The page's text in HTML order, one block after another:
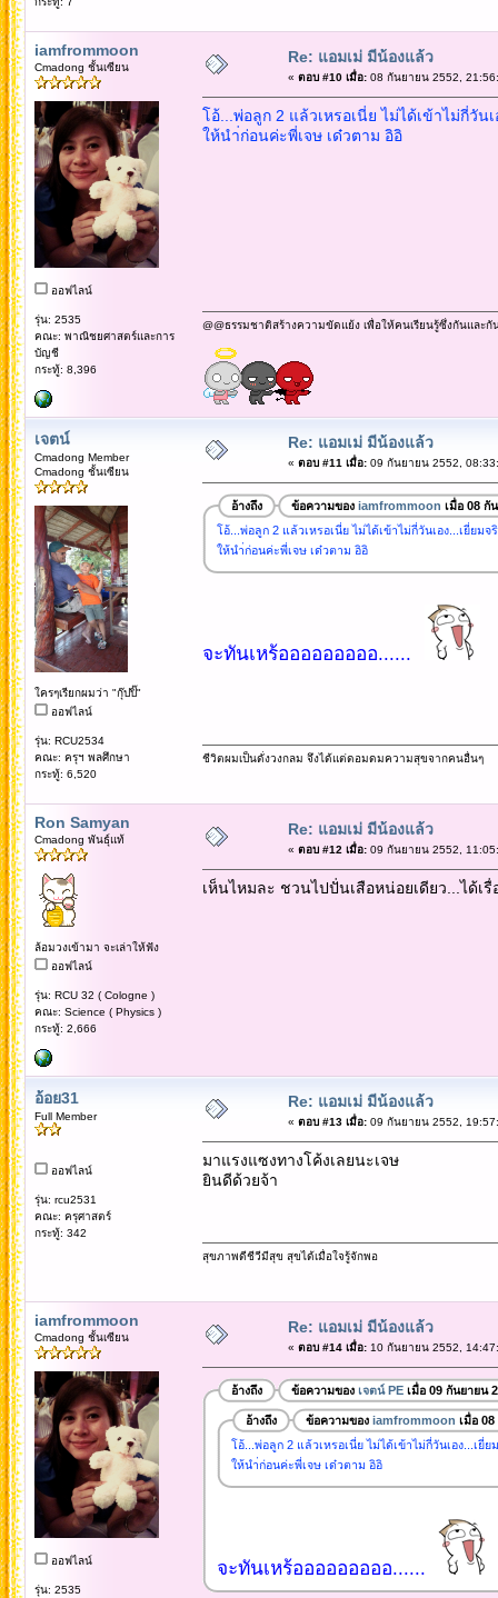
iamfrommoon
Cmadong ชั้นเซียน
ออฟไลน์
รุ่น: 2535
คณะ: พาณิชยศาสตร์และการ
บัญชี
กระทู้: 8,396
Re: แอมเม่ มีน้องแล้ว
« ตอบ #10 เมื่อ:08 กันยายน 2552,
โอ้...พ่อลูก 2 แล้วเหรอเนี่ย ไม่ได้เข้าไม่กี่วันเ
ให้นำ่ก่อนค่ะพี่เจษ เด๋วตาม อิอิ
@@ธรรมชาติสร้างความขัดแย้ง เพื่อให้คนเรียนรู้ซึ่งกันและกั
เจตน์
Cmadong Member
Cmadong ชั้นเซียน
ใครๆเรียกผมว่า "กุ๊ปปิ๊"
ออฟไลน์
รุ่น: RCU2534
คณะ: ครุฯ พลศึกษา
กระทู้: 6,520
Re: แอมเม่ มีน้องแล้ว
« ตอบ #11 เมื่อ:09 กันยายน 2552,
อ้างถึง ข้อความของ iamfrommoon เมื่อ 08 กั
โอ้...พ่อลูก 2 แล้วเหรอเนี่ย ไม่ได้เข้าไม่กี่วันเอง...เยี่ยมจ
ให้นำ่ก่อนค่ะพี่เจษ เด๋วตาม อิอิ
จะทันเหร้อออออออออ......
ชีวิตผมเป็นดั่งวงกลม จึงได้แต่ดอมดมความสุขจากคนอื่นๆ
Ron Samyan
Cmadong พันธุ์แท้
ล้อมวงเข้ามา จะเล่าให้ฟัง
ออฟไลน์
รุ่น: RCU 32 ( Cologne )
คณะ: Science ( Physics )
กระทู้: 2,666
Re: แอมเม่ มีน้องแล้ว
« ตอบ #12 เมื่อ:09 กันยายน 2552,
เห็นไหมละ ชวนไปปั่นเสือหน่อยเดียว...ได้เรื่
อ้อย31
Full Member
ออฟไลน์
รุ่น: rcu2531
คณะ: ครุศาสตร์
กระทู้: 342
Re: แอมเม่ มีน้องแล้ว
« ตอบ #13 เมื่อ:09 กันยายน 2552,
มาแรงแซงทางโค้งเลยนะเจษ
ยินดีด้วยจ้า
สุขภาพดีชีวีมีสุข สุขได้เมื่อใจรู้จักพอ
iamfrommoon
Cmadong ชั้นเซียน
ออฟไลน์
รุ่น: 2535
Re: แอมเม่ มีน้องแล้ว
« ตอบ #14 เมื่อ:10 กันยายน 2552,
อ้างถึง ข้อความของ เจตน์ PEเมื่อ 09 กันยายน
อ้างถึง ข้อความของ iamfrommoon เมื่อ
โอ้...พ่อลูก 2 แล้วเหรอเนี่ย ไม่ได้เข้าไม่กี่วันเอง...เยี่ย
ให้นำ่ก่อนค่ะพี่เจษ เด๋วตาม อิอิ
จะทันเหร้อออออออออ......